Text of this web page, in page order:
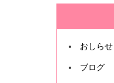
おしらせ
ブログ